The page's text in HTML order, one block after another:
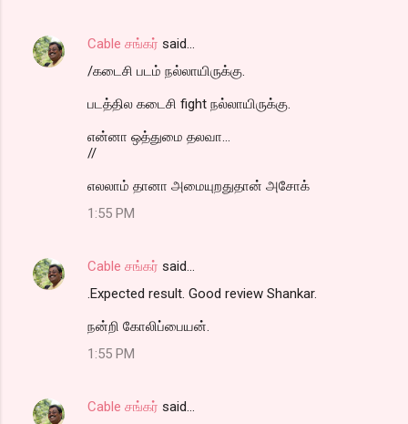
Cable சங்கர் said…
/கடைசி படம் நல்லாயிருக்கு.
படத்தில கடைசி fight நல்லாயிருக்கு.
என்னா ஒத்துமை தலவா...
//
எலலாம் தானா அமையுறதுதான் அசோக்
1:55 PM
Cable சங்கர் said…
.Expected result. Good review Shankar.
நன்றி கோலிப்பையன்.
1:55 PM
Cable சங்கர் said…